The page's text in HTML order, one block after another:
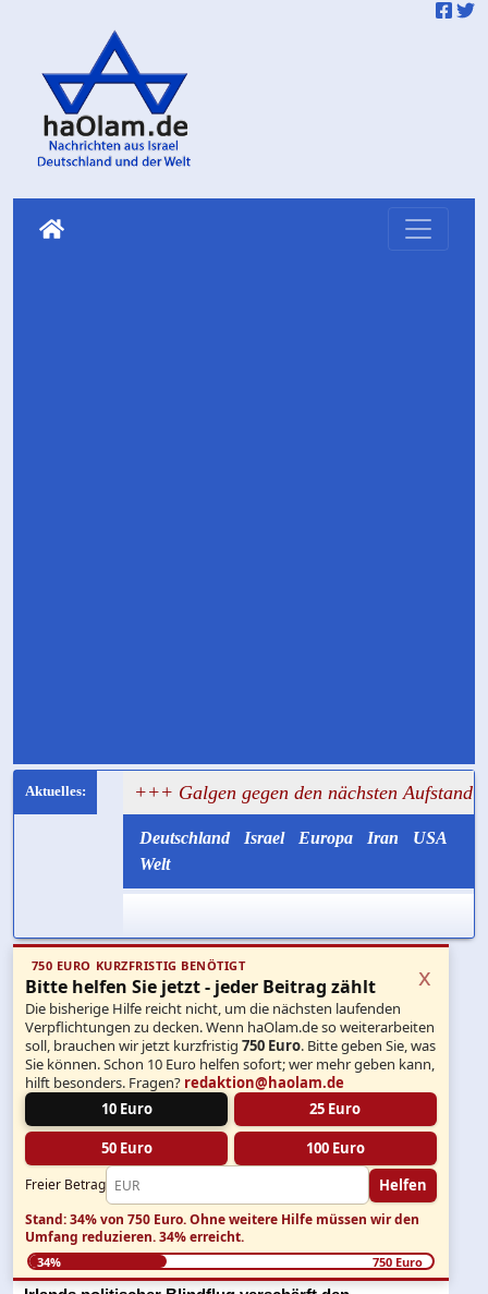
+++ Galgen gegen den nächsten Aufstand: Teheran
Deutschland Israel Europa Iran
USA
Welt
750 EURO KURZFRISTIG BENÖTIGT
Bitte helfen Sie jetzt - jeder Beitrag zählt
Die bisherige Hilfe reicht nicht, um die nächsten laufenden
Verpflichtungen zu decken. Wenn haOlam.de so weiterarbeiten
soll, brauchen wir jetzt kurzfristig750 Euro. Bitte geben Sie, was
Sie können. Schon 10 Euro helfen sofort; wer mehr geben kann,
hilft besonders. Fragen? redaktion@haolam.de
10 Euro
25 Euro
50 Euro 100 Euro
Freier Betrag Helfen
x
Stand: 34% von 750 Euro.Ohne weitere Hilfe müssen wir den
Umfang reduzieren.34% erreicht.
34% 750 Euro